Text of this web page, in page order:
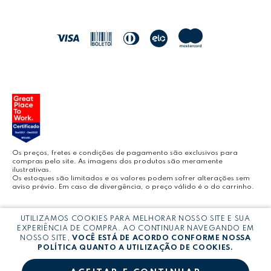
BLOG LEONORA
Os preços, fretes e condições de pagamento são exclusivos para
compras pelo site. As imagens dos produtos são meramente
ilustrativas.
Os estoques são limitados e os valores podem sofrer alterações sem
aviso prévio. Em caso de divergência, o preço válido é o do carrinho.
Copyright © LEONORA COMERCIO INTERNACIONAL LTDA - CNPJ:
03.064.692/0005-53
UTILIZAMOS COOKIES PARA MELHORAR NOSSO SITE E SUA
EXPERIÊNCIA DE COMPRA. AO CONTINUAR NAVEGANDO EM
NOSSO SITE,VOCÊ ESTÁ DE ACORDO CONFORME NOSSA
POLÍTICA QUANTO A UTILIZAÇÃO DE COOKIES.